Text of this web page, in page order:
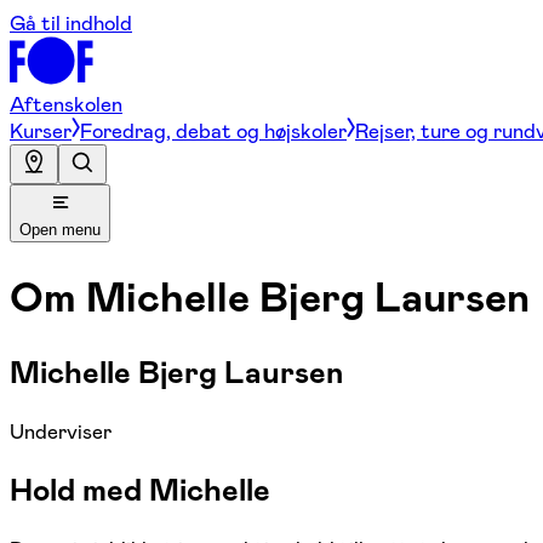
Gå til indhold
Aftenskolen
Kurser Foredrag, debat og højskoler Rejser, ture og
Open menu
Om Michelle Bjerg Laursen
Michelle Bjerg Laursen
Underviser
Hold med Michelle